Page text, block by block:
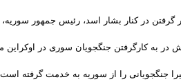
در کنار بشار اسد، رئیس جمهور سوریه،
به کارگرفتن جنگجویان سوری در اوکراین
جنگجویانی را از سوریه به خدمت